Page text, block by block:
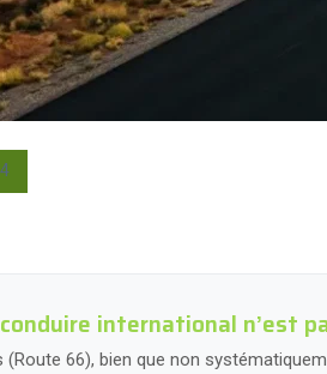
international n’est
(Route 66), bien que non